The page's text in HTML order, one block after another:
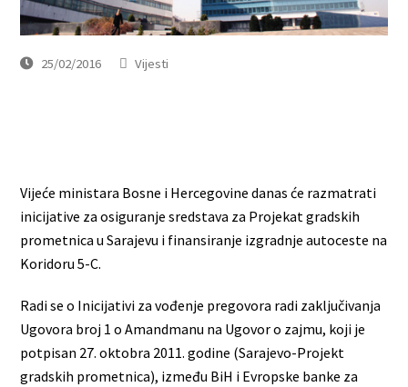
25/02/2016 Vijesti
Vijeće ministara Bosne i Hercegovine danas će razmatrati
inicijative za osiguranje sredstava za Projekat gradskih
prometnica u Sarajevu i finansiranje izgradnje autoceste na
Koridoru 5-C.
Radi se o Inicijativi za vođenje pregovora radi zaključivanja
Ugovora broj 1 o Amandmanu na Ugovor o zajmu, koji je
potpisan 27. oktobra 2011. godine (Sarajevo-Projekt
gradskih prometnica), između BiH i Evropske banke za